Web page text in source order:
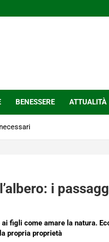
BENESSERE ATTUALITÀ
i
figli come amare la natura.
propria proprietà